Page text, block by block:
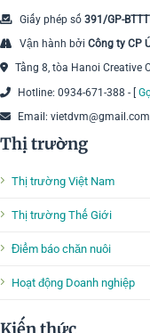
Giấy phép số 391/GP-
Vận hành bởi Công ty CP
Tầng 8, tòa Hanoi Creative
Hotline: 0934-671-388 - [
Email:
Thị trường
Thị trường Việt Nam
Thị trường Thế Giới
Điểm báo chăn nuôi
Hoạt động Doanh nghiệp